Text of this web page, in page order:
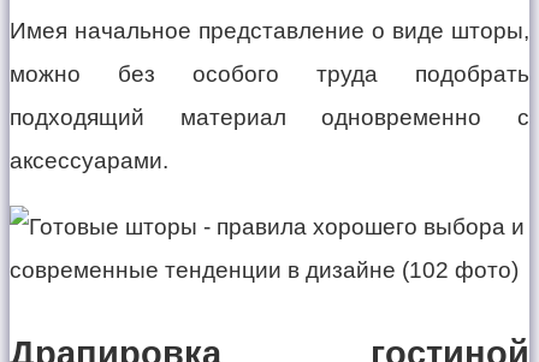
Имея начальное представление о виде шторы,
можно без особого труда подобрать
подходящий материал одновременно с
аксессуарами.
Драпировка гостиной